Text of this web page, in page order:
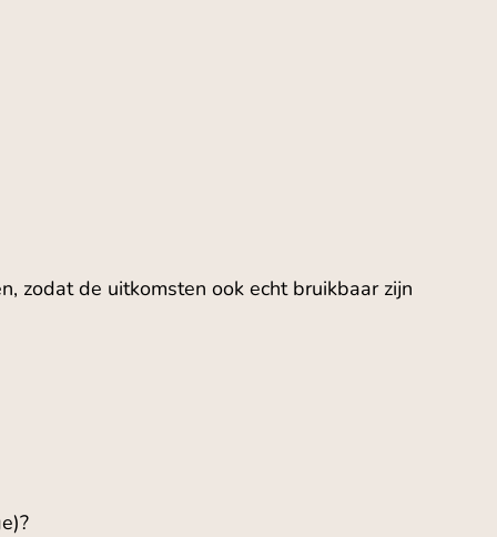
zodat de uitkomsten ook echt bruikbaar zijn